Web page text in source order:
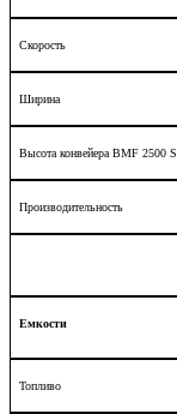
Скорость
Ширина
Высота конвейераBMF 2500S
Производительность
Емкости
Топливо